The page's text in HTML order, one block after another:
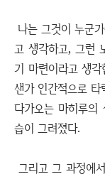
나는 그것이 누군
고 생각하고, 그런
기 마련이라고 생
샌가 인간적으로
다가오는 마히루의
습이 그려졌다.
그리고 그 과정에